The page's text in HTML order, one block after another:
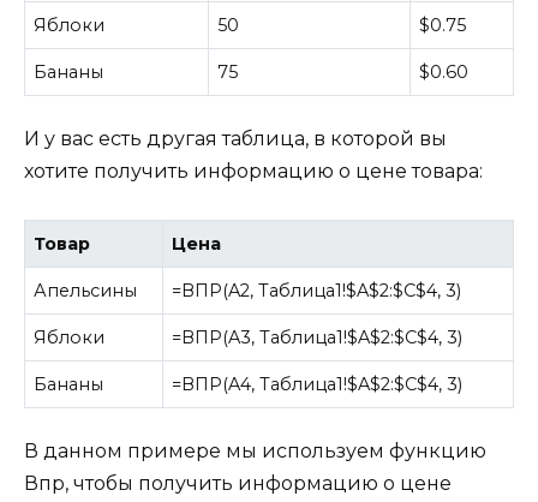
Яблоки 50 $0.75
Бананы 75 $0.60
И у вас есть другая таблица, в которой вы
хотите получить информацию о цене товара:
Товар Цена
Апельсины =ВПР(A2, Таблица1!$A$2:$C$4, 3)
Яблоки =ВПР(A3, Таблица1!$A$2:$C$4, 3)
Бананы =ВПР(A4, Таблица1!$A$2:$C$4, 3)
В данном примере мы используем функцию
Впр, чтобы получить информацию о цене